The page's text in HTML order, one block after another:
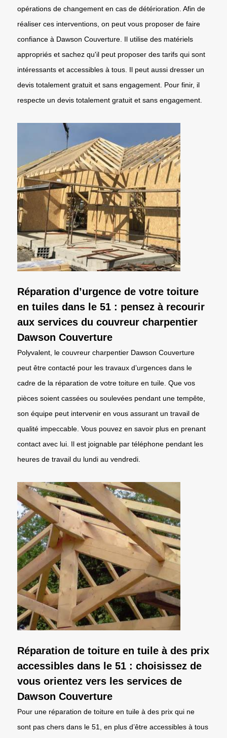
opérations de changement en cas de détérioration. Afin de
réaliser ces interventions, on peut vous proposer de faire
confiance à Dawson Couverture. Il utilise des matériels
appropriés et sachez qu'il peut proposer des tarifs qui sont
intéressants et accessibles à tous. Il peut aussi dresser un
devis totalement gratuit et sans engagement. Pour finir, il
respecte un devis totalement gratuit et sans engagement.
Réparation d’urgence de votre toiture
en tuiles dans le 51 : pensez à recourir
aux services du couvreur charpentier
Dawson Couverture
Polyvalent, le couvreur charpentier Dawson Couverture
peut être contacté pour les travaux d’urgences dans le
cadre de la réparation de votre toiture en tuile. Que vos
pièces soient cassées ou soulevées pendant une tempête,
son équipe peut intervenir en vous assurant un travail de
qualité impeccable. Vous pouvez en savoir plus en prenant
contact avec lui. Il est joignable par téléphone pendant les
heures de travail du lundi au vendredi.
Réparation de toiture en tuile à des prix
accessibles dans le 51 : choisissez de
vous orientez vers les services de
Dawson Couverture
Pour une réparation de toiture en tuile à des prix qui ne
sont pas chers dans le 51, en plus d’être accessibles à tous